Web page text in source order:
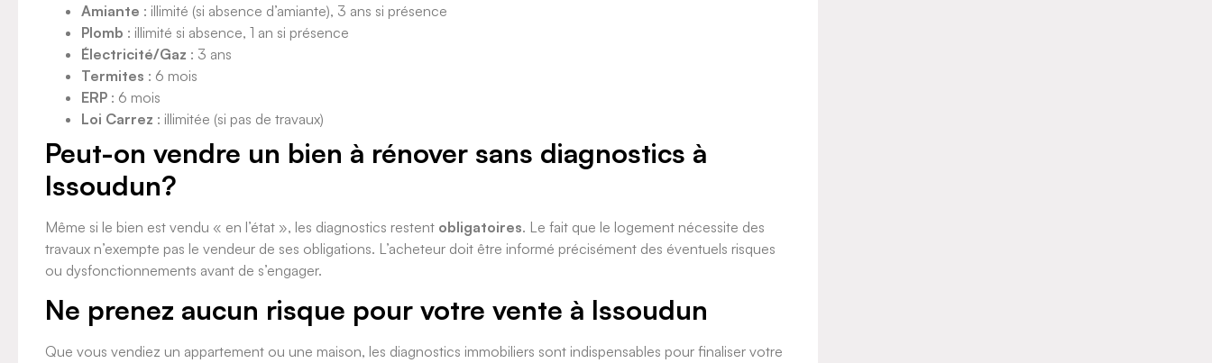
Amiante : illimité (si absence d’amiante), 3 ans si présence
Plomb : illimité si absence, 1 an si présence
Électricité/Gaz : 3 ans
Termites : 6 mois
ERP : 6 mois
Loi Carrez : illimitée (si pas de travaux)
Peut-on vendre un bien à rénover sans diagnostics à
Issoudun?
Même si le bien est vendu « en l’état », les diagnostics restent obligatoires. Le fait que le logement nécessite des
travaux n’exempte pas le vendeur de ses obligations. L’acheteur doit être informé précisément des éventuels risques
ou dysfonctionnements avant de s’engager.
Ne prenez aucun risque pour votre vente à Issoudun
Que vous vendiez un appartement ou une maison, les diagnostics immobiliers sont indispensables pour finaliser votre